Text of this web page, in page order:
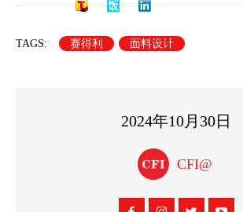
TAGS: 赛得利 面料设计
2024年10月30日
CFI@